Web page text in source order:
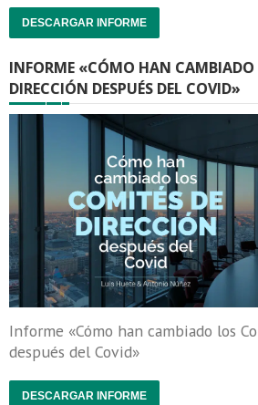
DESCARGAR INFORME
INFORME «CÓMO HAN CAMBIADO
DIRECCIÓN DESPUÉS DEL COVID»
Informe «Cómo han cambiado los
después del Covid»
DESCARGAR INFORME